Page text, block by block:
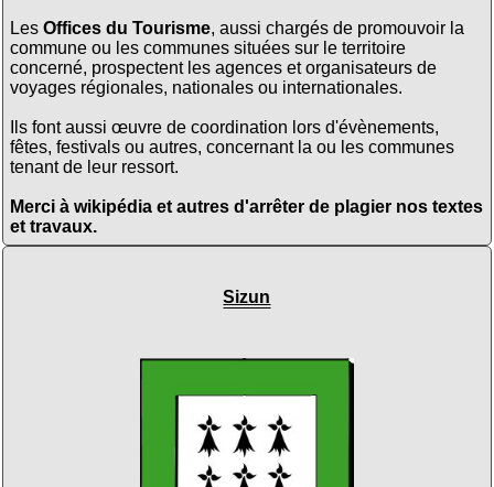
Les Offices du Tourisme, aussi chargés de promouvoir la
commune ou les communes situées sur le territoire
concerné, prospectent les agences et organisateurs de
voyages régionales, nationales ou internationales.
Ils font aussi œuvre de coordination lors d'évènements,
fêtes, festivals ou autres, concernant la ou les communes
tenant de leur ressort.
Merci à wikipédia et autres d'arrêter de plagier nos textes
et travaux.
Sizun